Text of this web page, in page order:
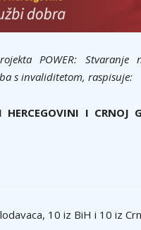
POWER:
s invaliditetom, raspisuje:
I CRNOJ
10 iz BiH i 10 iz